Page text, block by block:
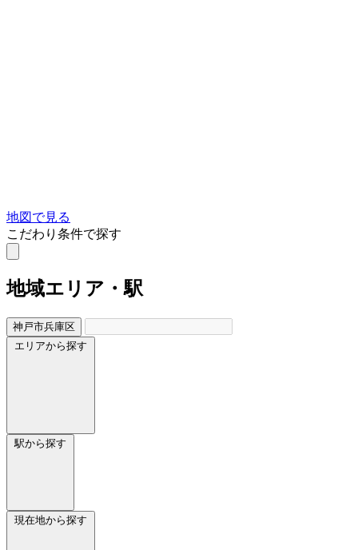
地図で見る
こだわり条件で探す
地域エリア・駅
神戸市兵庫区
エリアから探す
駅から探す
現在地から探す